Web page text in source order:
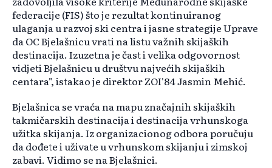
federacije (FIS) što je rezultat kontinuiranog
ulaganja u razvoj ski centra i jasne strategije Uprave
da OC Bjelašnicu vrati na listu važnih skijaških
destinacija. Izuzetna je čast i velika odgovornost
vidjeti Bjelašnicu u društvu najvećih skijaških
centara", istakao je direktor ZOI'84 Jasmin Mehić.
Bjelašnica se vraća na mapu značajnih skijaških
takmičarskih destinacija i destinacija vrhunskoga
užitka skijanja. Iz organizacionog odbora poručuju
da dođete i uživate u vrhunskom skijanju i zimskoj
zabavi. Vidimo se na Bjelašnici.